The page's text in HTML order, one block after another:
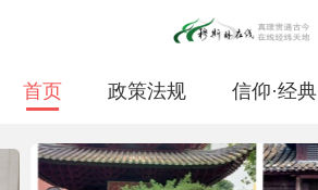
首页 政策法规 信仰·经典